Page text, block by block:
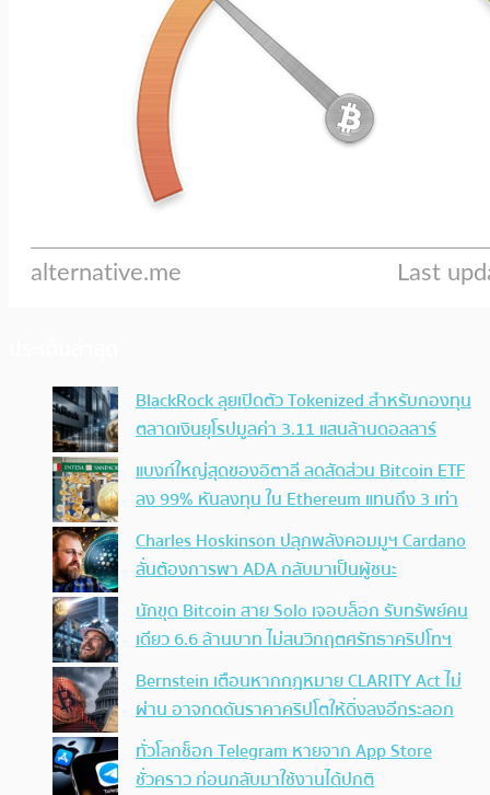
BlackRock ลุยเปิดตัว Tokenized สำหรับกองทุน
ตลาดเงินยุโรปมูลค่า 3.11 แสนล้านดอลลาร์
แบงก์ใหญ่สุดของอิตาลี ลดสัดส่วน Bitcoin ETF
ลง 99% หันลงทุน ใน Ethereum แทนถึง 3 เท่า
Charles Hoskinson ปลุกพลังคอมมูฯ Cardano
ลั่นต้องการพา ADA กลับมาเป็นผู้ชนะ
นักขุด Bitcoin สาย Solo เจอบล็อก รับทรัพย์คน
เดียว 6.6 ล้านบาท ไม่สนวิกฤตศรัทธาคริปโทฯ
Bernstein เตือนหากกฎหมาย CLARITY Act ไม่
ผ่าน อาจกดดันราคาคริปโตให้ดิ่งลงอีกระลอก
ทั่วโลกช็อก Telegram หายจาก App Store
ชั่วคราว ก่อนกลับมาใช้งานได้ปกติ